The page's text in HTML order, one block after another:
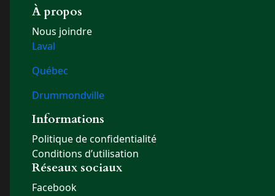
À propos
Nous joindre
Laval
Québec
Drummondville
Informations
Politique de confidentialité
Conditions d’utilisation
Réseaux sociaux
Facebook